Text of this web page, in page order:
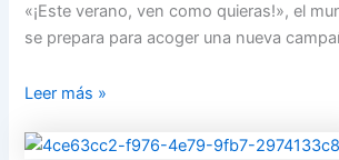
«¡Este verano, ven como quieras!», el
se prepara para acoger una nueva
Leer más »